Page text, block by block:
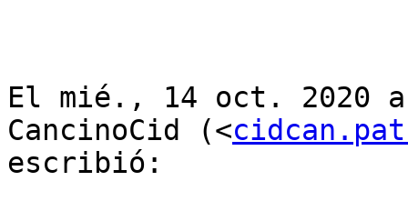
El mié., 14 oct. 2020
CancinoCid (<
escribió: